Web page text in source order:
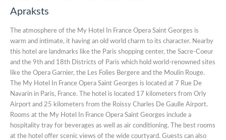
Apraksts
The atmosphere of the My Hotel In France Opera Saint Georges is
warm and intimate, it having an old world charm to its character. Nearby
this hotel are landmarks like the Paris shopping center, the Sacre-Coeur
and the 9th and 18th Districts of Paris which hold world-renowned sites
like the Opera Garnier, the Les Folies Bergere and the Moulin Rouge.
The My Hotel In France Opera Saint Georges is located at 7 Rue De
Navarin in Paris, France. The hotel is located 17 kilometers from Orly
Airport and 25 kilometers from the Roissy Charles De Gaulle Airport.
Rooms at the My Hotel In France Opera Saint Georges include a
hospitality tray for beverages as well as air conditioning. The best rooms
at the hotel offer scenic views of the wide courtyard. Guests can also